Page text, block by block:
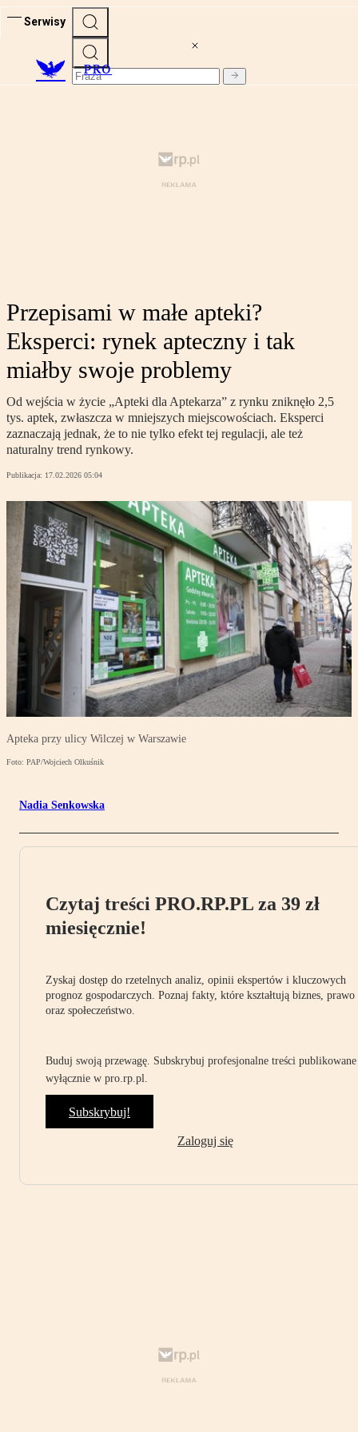
Serwisy
PRO
Przepisami w małe apteki?
Eksperci: rynek apteczny i tak
miałby swoje problemy
Od wejścia w życie „Apteki dla Aptekarza” z rynku zniknęło 2,5
tys. aptek, zwłaszcza w mniejszych miejscowościach. Eksperci
zaznaczają jednak, że to nie tylko efekt tej regulacji, ale też
naturalny trend rynkowy.
Publikacja: 17.02.2026 05:04
Apteka przy ulicy Wilczej w Warszawie
Foto: PAP/Wojciech Olkuśnik
Nadia Senkowska
Czytaj treści PRO.RP.PL za 39 zł
miesięcznie!
Zyskaj dostęp do rzetelnych analiz, opinii ekspertów i kluczowych
prognoz gospodarczych. Poznaj fakty, które kształtują biznes, prawo
oraz społeczeństwo.
Buduj swoją przewagę. Subskrybuj profesjonalne treści publikowane
wyłącznie w pro.rp.pl.
Subskrybuj!
Zaloguj się